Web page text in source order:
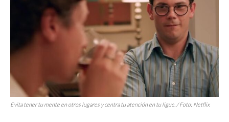
Evita tener tu mente en otros lugares y centra tu atención en tu ligue. / Foto: Netflix